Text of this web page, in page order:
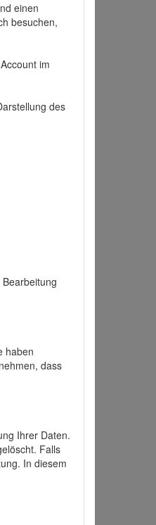
einen
besuchen,
im
des
haben
dass
Ihrer Daten.
Falls
In diesem